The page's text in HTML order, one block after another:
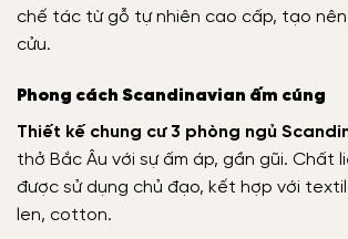
chế tác từ gỗ tự nhiên cao cấp, tạo
cửu.
Phong cách Scandinavian ấm cúng
Thiết kế chung cư 3 phòng ngủ
thở Bắc Âu với sự ấm áp, gần gũi. Chất
được sử dụng chủ đạo, kết hợp với
len, cotton.